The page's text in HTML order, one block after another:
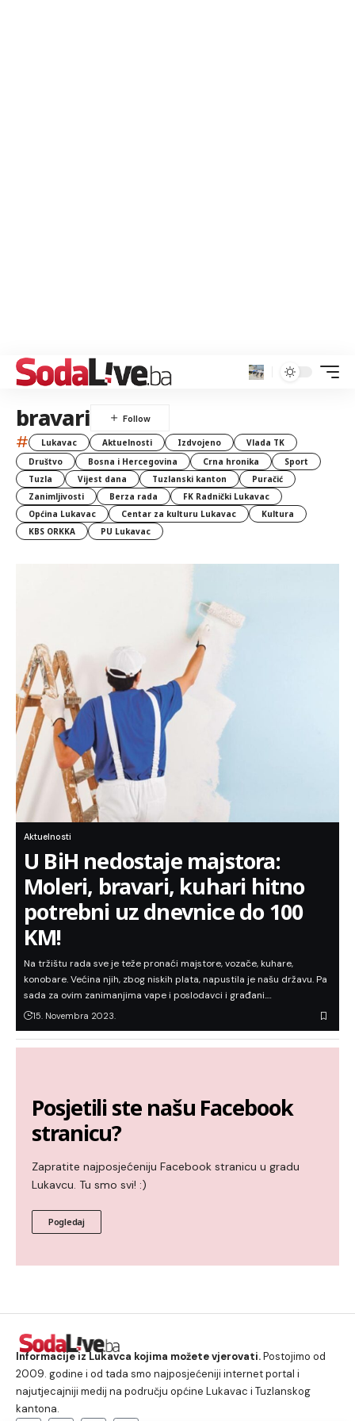
bravari
# Lukavac Aktuelnosti Izdvojeno
Vlada TK
Društvo
Bosna i Hercegovina Crna hronika
Sport
Tuzla
Vijest dana Tuzlanski kanton
Puračić
Zanimljivosti
Berza rada
FK Radnički Lukavac
Općina Lukavac
Centar za kulturu Lukavac
Kultura
KBS ORKKA
PU Lukavac
Aktuelnosti
U BiH nedostaje majstora:
Moleri, bravari, kuhari hitno
potrebni uz dnevnice do 100
KM!
Na tržištu rada sve je teže pronaći majstore, vozače, kuhare,
konobare. Većina njih, zbog niskih plata, napustila je našu državu. Pa
sada za ovim zanimanjima vape i poslodavci i građani.…
15. Novembra 2023.
Posjetili ste našu Facebook
stranicu?
Zapratite najposjećeniju Facebook stranicu u gradu
Lukavcu. Tu smo svi! :)
Pogledaj
Informacije iz Lukavca kojima možete vjerovati.Postojimo od
2009. godine i od tada smo najposjećeniji internet portal i
najutjecajniji medij na području općine Lukavac i Tuzlanskog
kantona.